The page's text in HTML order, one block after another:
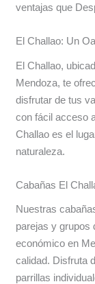
ventajas que
El Challao: Un
El Challao,
Mendoza, te
disfrutar de tus
con fácil acceso
Challao es el
naturaleza.
Cabañas El
Nuestras
parejas y grupos
económico en
calidad. Disfruta
parrillas